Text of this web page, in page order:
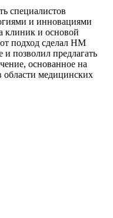
специалистов
и инновациями
клиник и основой
подход сделал HM
позволил предлагать
основанное на
области медицинских